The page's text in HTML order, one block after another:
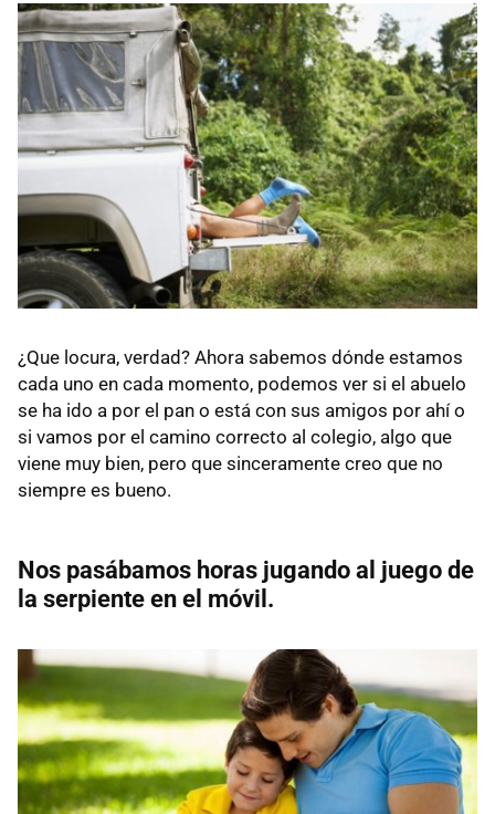
¿Que locura, verdad? Ahora sabemos dónde estamos
cada uno en cada momento, podemos ver si el abuelo
se ha ido a por el pan o está con sus amigos por ahí o
si vamos por el camino correcto al colegio, algo que
viene muy bien, pero que sinceramente creo que no
siempre es bueno.
Nos pasábamos horas jugando al juego de
la serpiente en el móvil.